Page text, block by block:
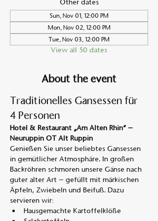
Other dates
Sun, Nov 01, 12:00 PM
Mon, Nov 02, 12:00 PM
Tue, Nov 03, 12:00 PM
View all 50 dates
About the event
Traditionelles Gansessen für
4 Personen
Hotel & Restaurant „Am Alten Rhin“ –
Neuruppin OT Alt Ruppin
Genießen Sie unser beliebtes Gansessen
in gemütlicher Atmosphäre. In großen
Backröhren schmoren unsere Gänse nach
guter alter Art – gefüllt mit märkischen
Äpfeln, Zwiebeln und Beifuß. Dazu
servieren wir:
Hausgemachte Kartoffelklöße